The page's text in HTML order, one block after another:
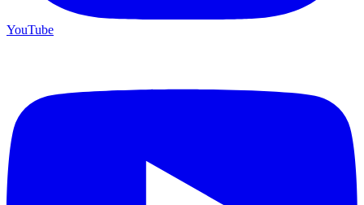
YouTube